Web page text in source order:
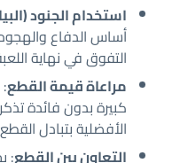
استخدام الجنود
أساس الدفاع
التفوق في نهاية
مراعاة قيمة القطع
كبيرة بدون فائدة
الأفضلية بتبادل
التعاون بين القطع: